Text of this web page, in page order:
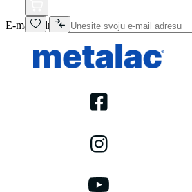
E-mail adresa